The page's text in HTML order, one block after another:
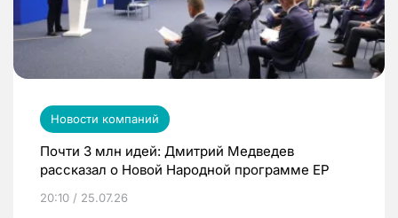
Новости компаний
Почти 3 млн идей: Дмитрий Медведев
рассказал о Новой Народной программе ЕР
20:10 / 25.07.26